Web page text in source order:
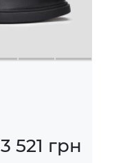
3 521 грн